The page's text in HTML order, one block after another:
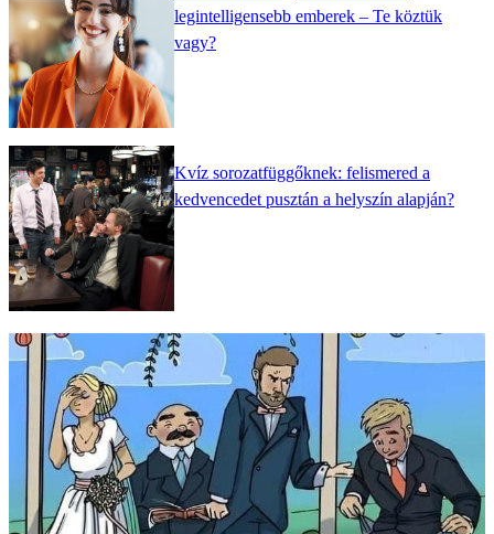
legintelligensebb emberek – Te köztük
vagy?
Kvíz sorozatfüggőknek: felismered a
kedvencedet pusztán a helyszín alapján?